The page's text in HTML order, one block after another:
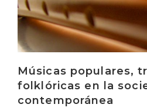
Músicas populares,
folklóricas en la
contemporánea